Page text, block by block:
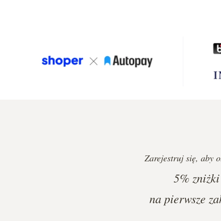
Zarejestruj się, aby
5%zniżki
na pierwsze